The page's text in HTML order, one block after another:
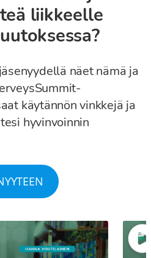
liikkeelle
näet nämä ja
käytännön vinkkejä ja
hyvinvoinnin